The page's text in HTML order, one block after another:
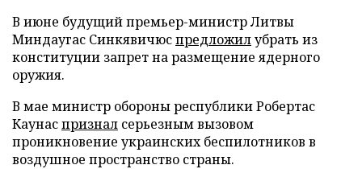
В июне будущий премьер-министр Литвы
Миндаугас Синкявичюспредложилубрать из
конституции запрет на размещение ядерного
оружия.
В мае министр обороны республики Робертас
Каунаспризнал серьезным вызовом
проникновение украинских беспилотников в
воздушное пространство страны.